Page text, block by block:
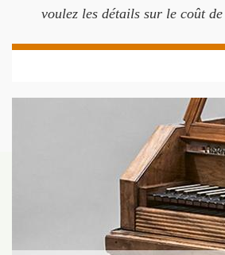
voulez les détails sur le coût